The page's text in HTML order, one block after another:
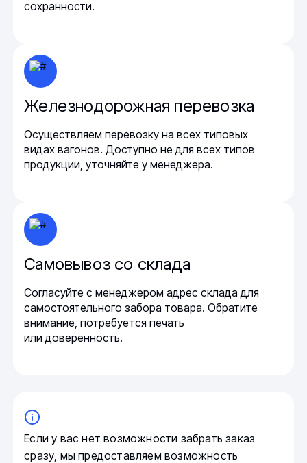
сохранности.
Железнодорожная перевозка
Осуществляем перевозку на всех типовых
видах вагонов. Доступно не для всех типов
продукции, уточняйте у менеджера.
Самовывоз со склада
Согласуйте с менеджером адрес склада для
самостоятельного забора товара. Обратите
внимание, потребуется печать
или доверенность.
Если у вас нет возможности забрать заказ
сразу, мы предоставляем возможность